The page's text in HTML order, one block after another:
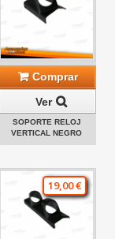
Comprar
Ver
SOPORTE RELOJ
VERTICAL NEGRO
19,00 €